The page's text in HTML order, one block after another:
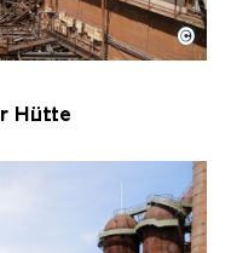
Hütte mit
Hütte | Karl
©
Hütte